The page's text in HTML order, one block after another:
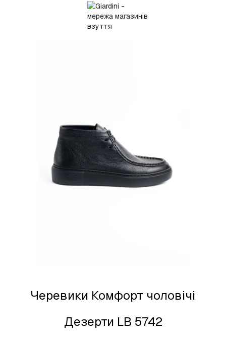
Черевики Комфорт чоловічі
Дезерти LB 5742